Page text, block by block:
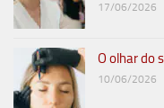
17/06/2026
O olhar do
10/06/2026